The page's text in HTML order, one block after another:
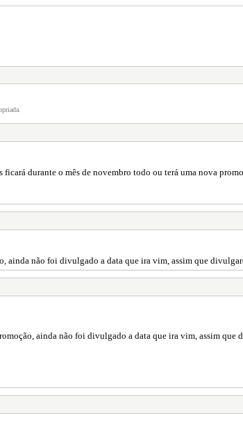
durante o mês de novembro todo ou terá uma nova
ainda não foi divulgado a data que ira vim, assim que
ainda não foi divulgado a data que ira vim, assim